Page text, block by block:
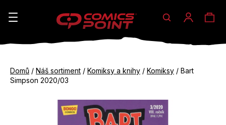
Hledat
Domů / Náš sortiment / Komiksy a knihy / Komiksy / Bart
Simpson 2020/03
K
do
do